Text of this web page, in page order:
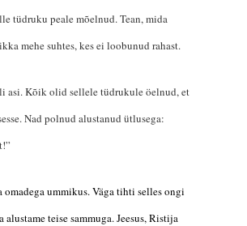
tüdruku peale mõelnud. Tean, mida
mehe suhtes, kes ei loobunud rahast.
asi. Kõik olid sellele tüdrukule öelnud, et
Nad polnud alustanud ütlusega:
omadega ummikus. Väga tihti selles ongi
alustame teise sammuga. Jeesus, Ristija